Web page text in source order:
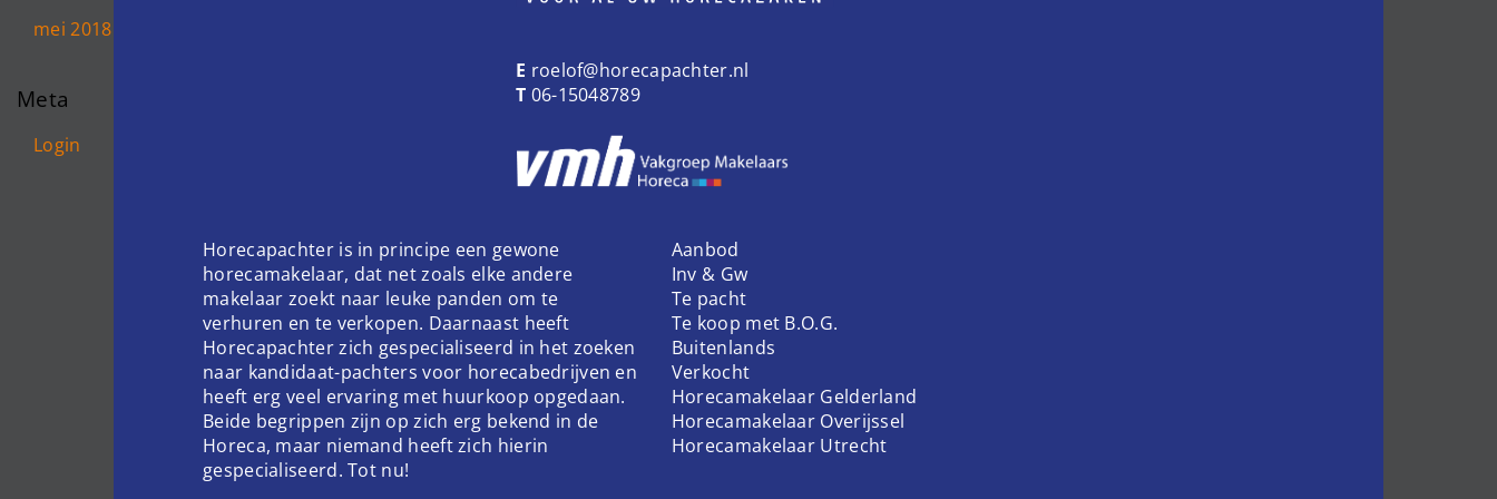
mei 2018
Meta
Login
E roelof@horecapachter.nl
T 06-15048789
Horecapachter is in principe een gewone
horecamakelaar, dat net zoals elke andere
makelaar zoekt naar leuke panden om te
verhuren en te verkopen. Daarnaast heeft
Horecapachter zich gespecialiseerd in het zoeken
naar kandidaat-pachters voor horecabedrijven en
heeft erg veel ervaring met huurkoop opgedaan.
Beide begrippen zijn op zich erg bekend in de
Horeca, maar niemand heeft zich hierin
gespecialiseerd. Tot nu!
Aanbod
Inv & Gw
Te pacht
Te koop met B.O.G.
Buitenlands
Verkocht
Horecamakelaar Gelderland
Horecamakelaar Overijssel
Horecamakelaar Utrecht